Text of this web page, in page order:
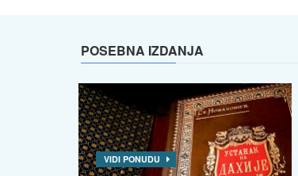
POSEBNA IZDANJA
VIDI PONUDU